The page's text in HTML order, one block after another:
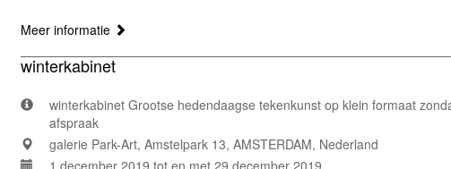
Meer informatie
winterkabinet
winterkabinet Grootse hedendaagse tekenkunst op klein formaat
afspraak
galerie Park-Art, Amstelpark 13, AMSTERDAM, Nederland
1 december 2019 tot en met 29 december 2019